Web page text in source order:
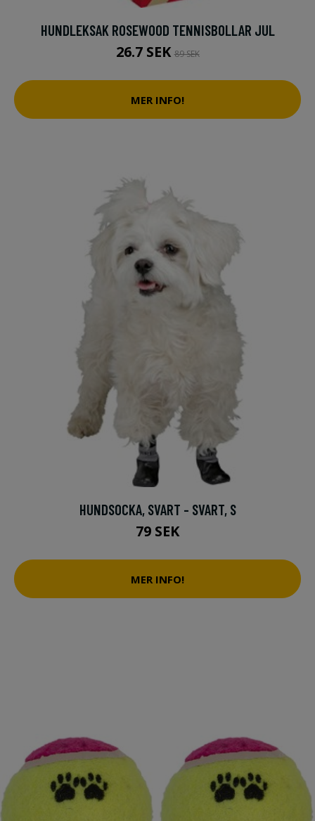
HUNDLEKSAK ROSEWOOD TENNISBOLLAR JUL
26.7 SEK89 SEK
MER INFO!
HUNDSOCKA, SVART - SVART, S
79 SEK
MER INFO!